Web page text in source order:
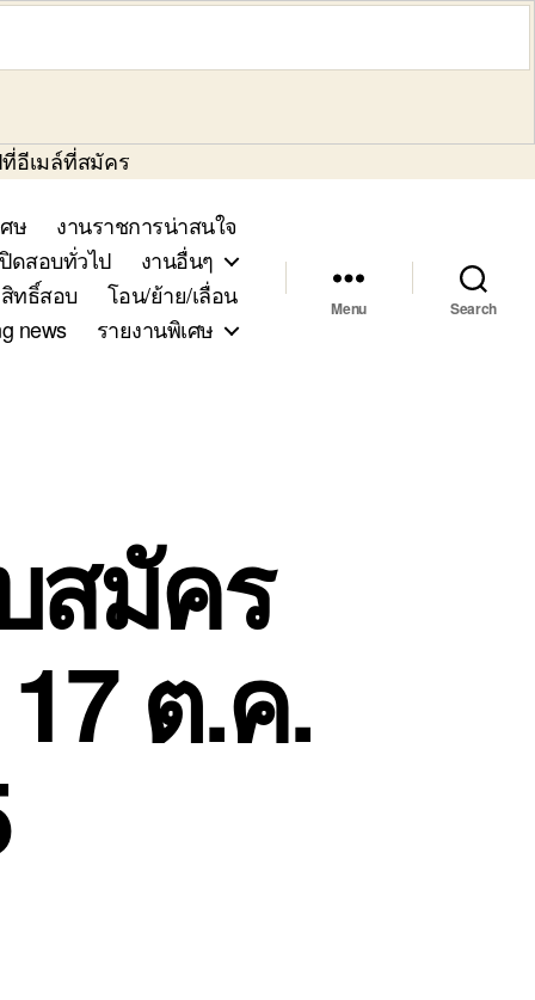
อีเมล์ที่สมัคร
ษ
งานราชการน่าสนใจ
ดสอบทั่วไป
งานอื่นๆ
ทธิ์สอบ
โอน/ย้าย/เลื่อน
news
รายงานพิเศษ
Menu Search
สมัคร
ต.ค.